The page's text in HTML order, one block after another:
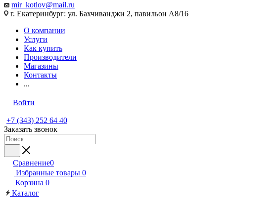
mir_kotlov@mail.ru
г. Екатеринбург: ул. Бахчиванджи 2, павильон А8/16
О компании
Услуги
Как купить
Производители
Магазины
Контакты
...
Войти
+7 (343) 252 64 40
Заказать звонок
Сравнение0
Избранные товары 0
Корзина 0
Каталог